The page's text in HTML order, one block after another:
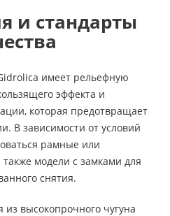
и стандарты
имеет рельефную
эффекта и
которая предотвращает
В зависимости от условий
рамные или
модели с замками для
снятия.
из высокопрочного чугуна